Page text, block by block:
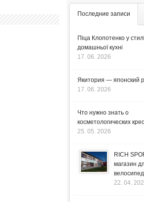
Последние записи
Піца Клопотенко у
домашньої кухні
17. 06. 2026
Якитория — японский
17. 06. 2026
Что нужно знать о
косметологических
25. 05. 2026
RICH
магазин
22. 04.